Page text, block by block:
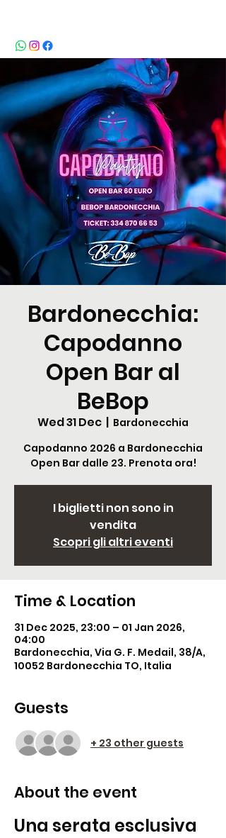
Bardonecchia:
Capodanno
Open Bar al
BeBop
Wed 31 Dec
  |
Bardonecchia
Capodanno 2026 a Bardonecchia
Open Bar dalle 23. Prenota ora!
I biglietti non sono in
vendita
Scopri gli altri eventi
Time & Location
31 Dec 2025, 23:00 – 01 Jan 2026,
04:00
Bardonecchia, Via G. F. Medail, 38/A,
10052 Bardonecchia TO, Italia
Guests
+ 23 other guests
About the event
Una serata esclusiva